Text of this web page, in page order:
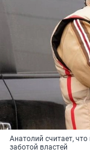
Анатолий считает,
заботой властей